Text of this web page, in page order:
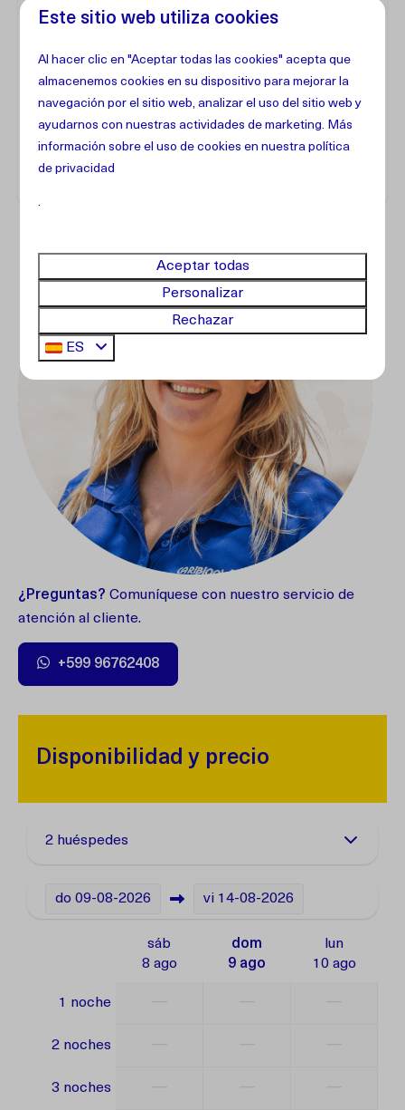
El arrendatario principal debe tener al menos 21 años
Instalaciones
Dirección
¿Preguntas? Comuníquese con nuestro servicio de
atención al cliente.
+599 96762408
Disponibilidad y precio
2 huéspedes
do 09-08-2026 vi 14-08-2026
sáb
8 ago
dom
9 ago
lun
10 ago
1 noche
2 noches
3 noches
Este sitio web utiliza cookies
Al hacer clic en "Aceptar todas las cookies" acepta que
almacenemos cookies en su dispositivo para mejorar la
navegación por el sitio web, analizar el uso del sitio web y
ayudarnos con nuestras actividades de marketing. Más
información sobre el uso de cookies ennuestra política
de privacidad
.
Aceptar todas
Personalizar
Rechazar
ES